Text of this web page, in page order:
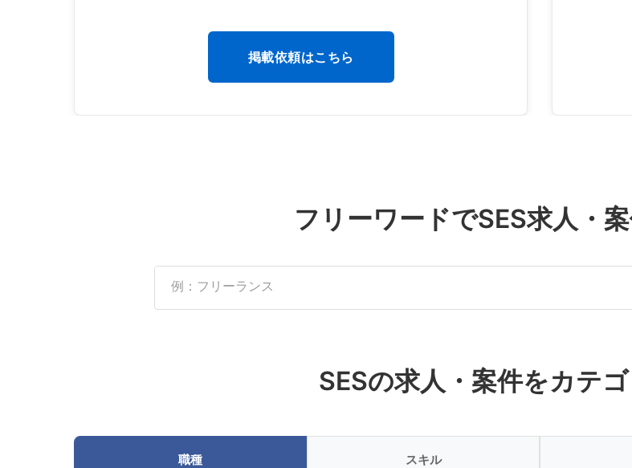
掲載依頼はこちら
フリーワードでSES求人・
SESの求人・案件をカテ
職種 スキル